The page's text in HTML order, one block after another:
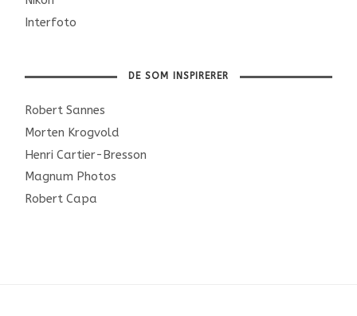
Interfoto
DE SOM INSPIRERER
Robert Sannes
Morten Krogvold
Henri Cartier-Bresson
Magnum Photos
Robert Capa